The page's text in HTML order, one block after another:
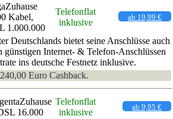
Kabel,
1.000.000
Telefonflat
inklusive
ab 19,99 €
Deutschlands bietet seine Anschlüsse auch
günstigen Internet- & Telefon-Anschlüssen
ins deutsche Festnetz inklusive.
Euro Cashback.
16.000
Telefonflat
inklusive
ab 9,95 €